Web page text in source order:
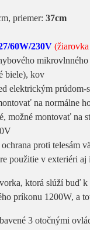
priemer: 37cm
60W/230V(žiarovka
mikrovlnného
biele), kov
elektrickým
na normálne
možné montovať na
ochrana proti telesám
použitie v exteriéri aj
ktorá slúží buď
príkonu 1200W, a
3 otočnými